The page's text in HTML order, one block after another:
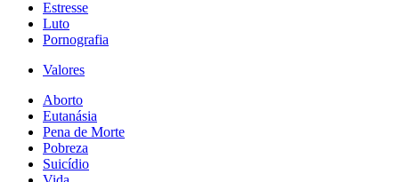
Estresse
Luto
Pornografia
Valores
Aborto
Eutanásia
Pena de Morte
Pobreza
Suicídio